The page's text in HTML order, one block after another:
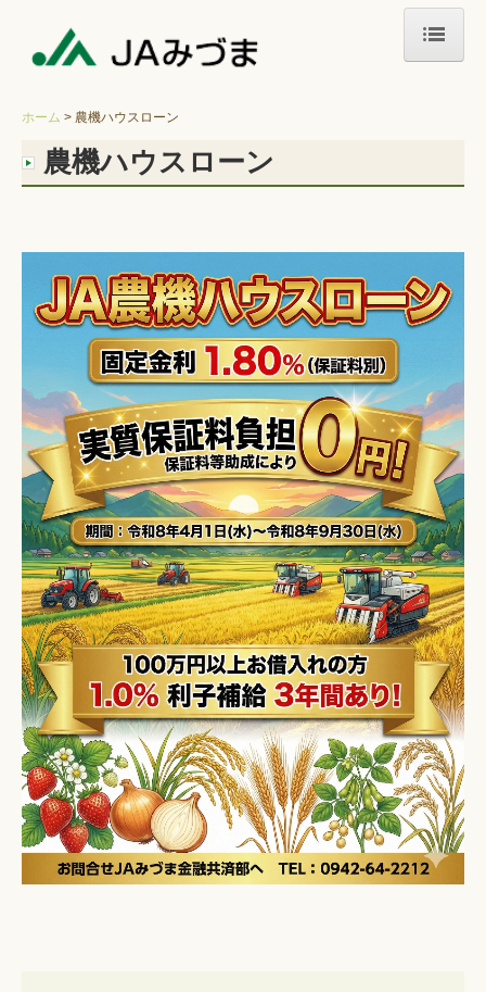
新着情報
店舗一覧
営農情報
ＪＡバンク
ＪＡ共済
広報誌
職員採用情報
ＪＡみづまとは
もしもの時の連絡先
ハラスメントの防止に関する基本方針
ホーム 農機ハウスローン
農機ハウスローン